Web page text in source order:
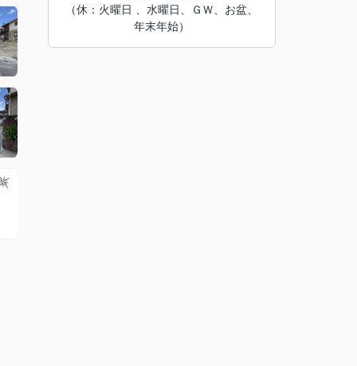
（休：火曜日 、水曜日、ＧＷ、お盆、
年末年始）